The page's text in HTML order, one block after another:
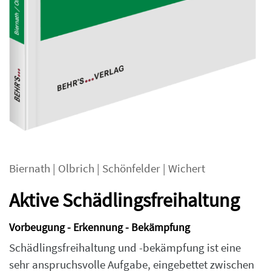
Biernath | Olbrich | Schönfelder | Wichert
Aktive Schädlingsfreihaltung
Vorbeugung - Erkennung - Bekämpfung
Schädlingsfreihaltung und -bekämpfung ist eine
sehr anspruchsvolle Aufgabe, eingebettet zwischen